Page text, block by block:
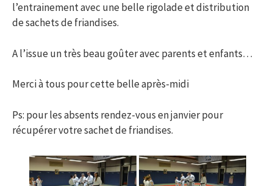
l’entrainement avec une belle rigolade et distribution
de sachets de friandises.
A l’issue un très beau goûter avec parents et enfants…
Merci à tous pour cette belle après-midi
Ps: pour les absents rendez-vous en janvier pour
récupérer votre sachet de friandises.